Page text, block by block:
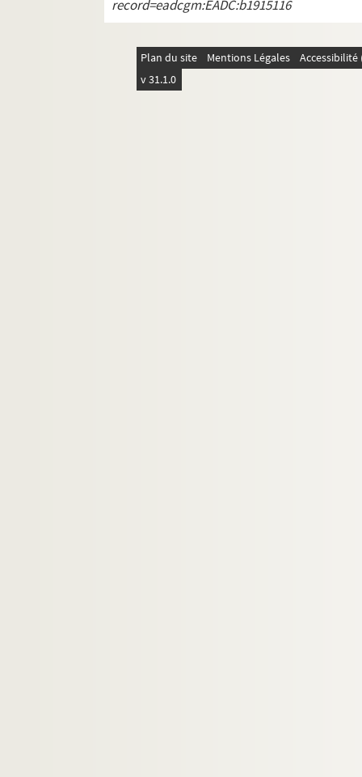
record=eadcgm:EADC:b1915116
Plan du site Mentions Légales
v 31.1.0